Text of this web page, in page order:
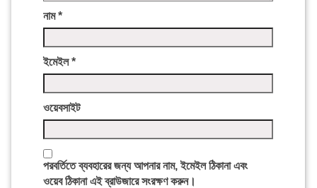
নাম*
ইমেইল*
ওয়েবসাইট
পরবর্তিতে ব্যবহারের জন্য আপনার নাম, ইমেইল ঠিকানা এবং
ওয়েব ঠিকানা এই ব্রাউজারে সংরক্ষণ করুন।